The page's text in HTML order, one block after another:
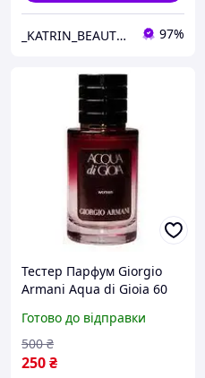
_KATRIN_BEAUTY_SHOP_ 97%
Тестер Парфум Giorgio
Armani Aqua di Gioia 60
Джорджіо Армані Аква Ді
Джоя туалетна вода
Готово до відправки
250₴
500 ₴